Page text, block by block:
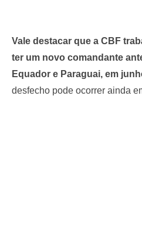
Vale destacar que a CBF
ter um novo comandante
Equador e Paraguai, em
desfecho pode ocorrer ainda